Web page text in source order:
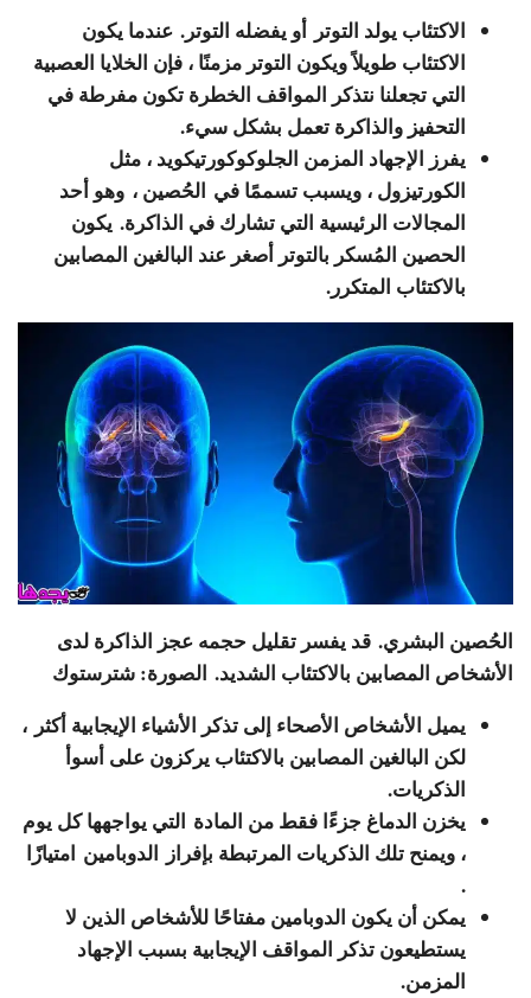
الاكتئاب يولد التوتر أو يفضله التوتر. عندما يكون
الاكتئاب طويلاً ويكون التوتر مزمنًا ، فإن الخلايا العصبية
التي تجعلنا نتذكر المواقف الخطرة تكون مفرطة في
التحفيز والذاكرة تعمل بشكل سيء.
يفرز الإجهاد المزمن الجلوكوكورتيكويد ، مثل
الكورتيزول ، ويسبب تسممًا في الحُصين ، وهو أحد
المجالات الرئيسية التي تشارك في الذاكرة. يكون
الحصين المُسكر بالتوتر أصغر عند البالغين المصابين
بالاكتئاب المتكرر.
الحُصين البشري. قد يفسر تقليل حجمه عجز الذاكرة لدى
الأشخاص المصابين بالاكتئاب الشديد. الصورة: شترستوك
يميل الأشخاص الأصحاء إلى تذكر الأشياء الإيجابية أكثر ،
لكن البالغين المصابين بالاكتئاب يركزون على أسوأ
الذكريات.
يخزن الدماغ جزءًا فقط من المادة التي يواجهها كل يوم
، ويمنح تلك الذكريات المرتبطة بإفراز الدوبامين امتيازًا
.
يمكن أن يكون الدوبامين مفتاحًا للأشخاص الذين لا
يستطيعون تذكر المواقف الإيجابية بسبب الإجهاد
المزمن.